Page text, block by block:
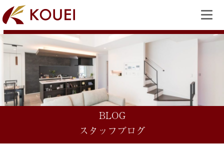
BLOG
スタッフブログ